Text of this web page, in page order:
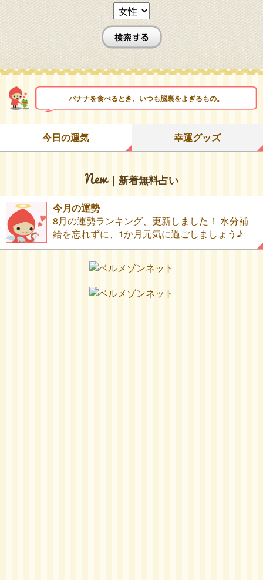
バナナを食べるとき、いつも脳裏をよぎるもの。
今日の運気 幸運グッズ
｜新着無料占い
今月の運勢
8月の運勢ランキング、更新しました！ 水分補
給を忘れずに、1か月元気に過ごしましょう♪